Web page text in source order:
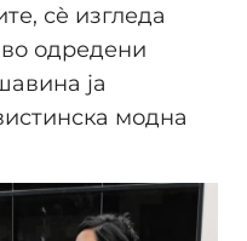
сè изгледа
одредени
ја
модна